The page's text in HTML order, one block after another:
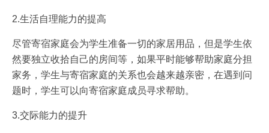
2.生活自理能力的提高
尽管寄宿家庭会为学生准备一切的家居用品，但是学生依
然要独立收拾自己的房间等，如果平时能够帮助家庭分担
家务，学生与寄宿家庭的关系也会越来越亲密，在遇到问
题时，学生可以向寄宿家庭成员寻求帮助。
3.交际能力的提升